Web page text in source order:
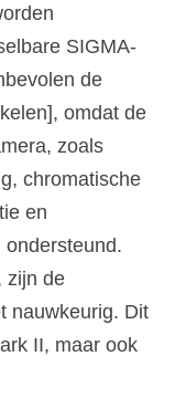
SIGMA-
de
omdat de
zoals
chromatische
en
zijn de
nauwkeurig. Dit
II, maar ook